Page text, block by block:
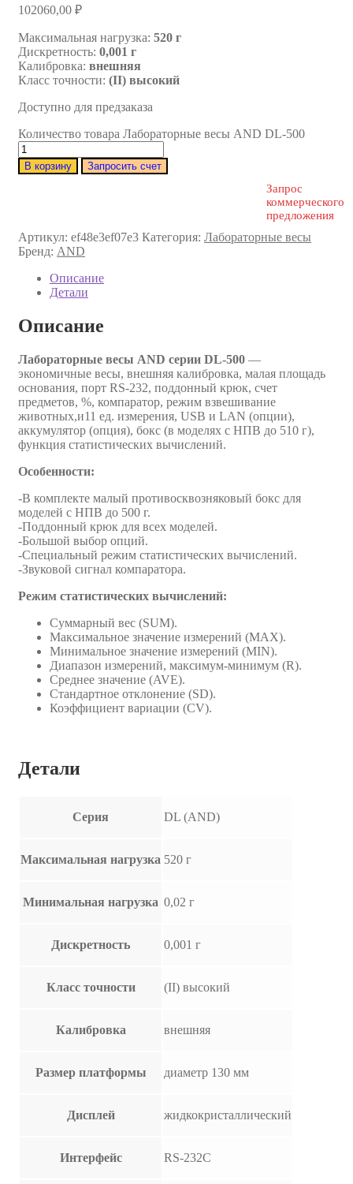
102060,00 ₽
Максимальная нагрузка: 520 г
Дискретность: 0,001 г
Калибровка: внешняя
Класс точности: (II) высокий
Доступно для предзаказа
Количество товара Лабораторные весы AND DL-500
В корзину Запросить счет
Запрос
коммерческого
предложения
Артикул: ef48e3ef07e3 Категория: Лабораторные весы
Бренд: AND
Описание
Детали
Описание
Лабораторные весы AND серии DL-500 —
экономичные весы, внешняя калибровка, малая площадь
основания, порт RS-232, поддонный крюк, счет
предметов, %, компаратор, режим взвешивание
животных,и11 ед. измерения, USB и LAN (опции),
аккумулятор (опция), бокс (в моделях с НПВ до 510 г),
функция статистических вычислений.
Особенности:
-В комплекте малый противосквозняковый бокс для
моделей с НПВ до 500 г.
-Поддонный крюк для всех моделей.
-Большой выбор опций.
-Специальный режим статистических вычислений.
-Звуковой сигнал компаратора.
Режим статистических вычислений:
Суммарный вес (SUM).
Максимальное значение измерений (MAX).
Минимальное значение измерений (MIN).
Диапазон измерений, максимум-минимум (R).
Среднее значение (AVE).
Стандартное отклонение (SD).
Коэффициент вариации (CV).
Детали
Серия DL (AND)
Максимальная нагрузка 520 г
Минимальная нагрузка 0,02 г
Дискретность 0,001 г
Класс точности (II) высокий
Калибровка внешняя
Размер платформы диаметр 130 мм
Дисплей жидкокристаллический
Интерфейс RS-232C